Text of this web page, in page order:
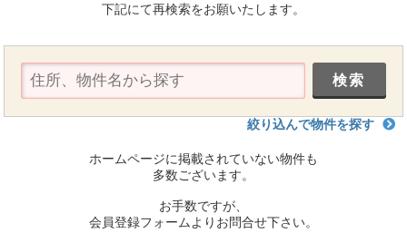
下記にて再検索をお願いたします。
絞り込んで物件を探す
ホームページに掲載されていない物件も
多数ございます。
お手数ですが、
会員登録フォームよりお問合せ下さい。